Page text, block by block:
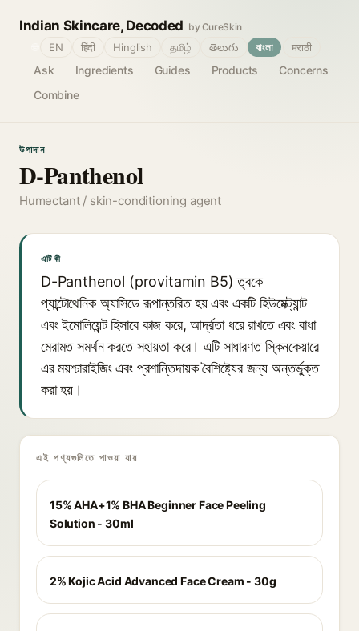
Indian Skincare, Decoded by CureSkin
Ask Ingredients Guides Products
Concerns
Combine
EN हिंदी Hinglish தமிழ் తెలుగు বাংলা मराठी
উপাদান
D-Panthenol
Humectant / skin-conditioning agent
এটি কী
D-Panthenol (provitamin B5) ত্বকে
প্যান্টোথেনিক অ্যাসিডে রূপান্তরিত হয় এবং একটি হিউমেক্ট্যান্ট
এবং ইমোলিয়েন্ট হিসাবে কাজ করে, আর্দ্রতা ধরে রাখতে এবং বাধা
মেরামত সমর্থন করতে সহায়তা করে। এটি সাধারণত স্কিনকেয়ারে
এর ময়শ্চারাইজিং এবং প্রশান্তিদায়ক বৈশিষ্ট্যের জন্য অন্তর্ভুক্ত
করা হয়।
এই পণ্যগুলিতে পাওয়া যায়
15% AHA+1% BHA Beginner Face Peeling
Solution - 30ml
2% Kojic Acid Advanced Face Cream - 30g